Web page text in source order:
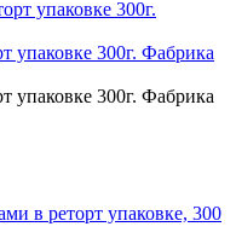
упаковке 300г. Фабрика
упаковке 300г. Фабрика